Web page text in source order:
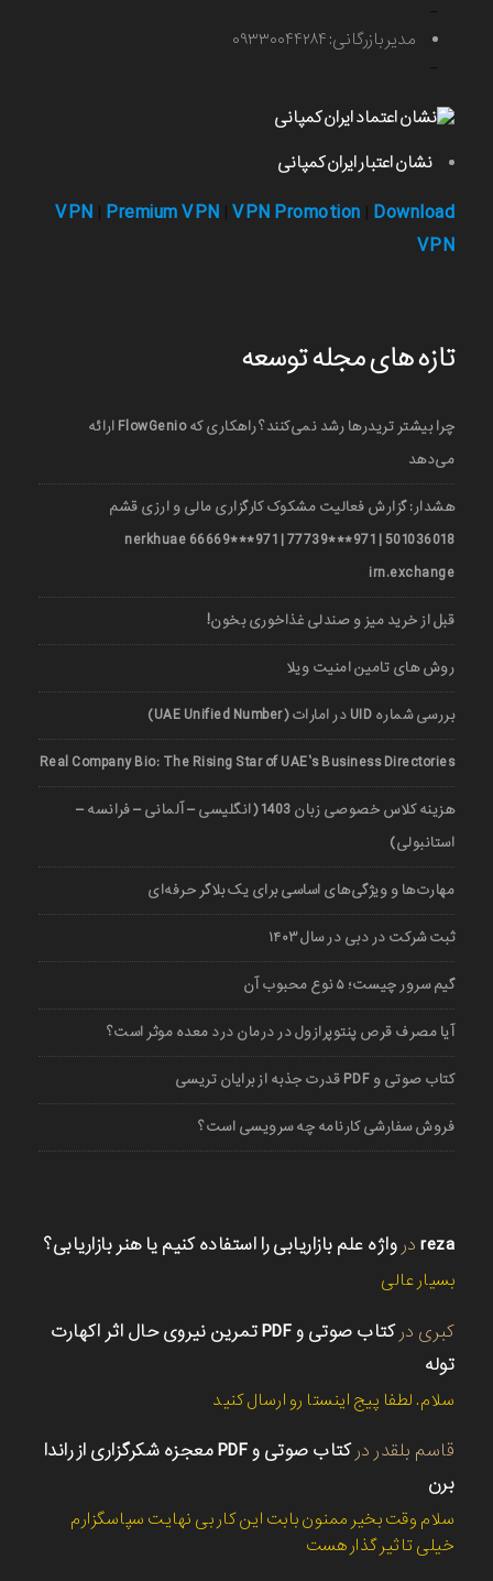
مدیر بازرگانی: ۰۹۳۳۰۰۴۴۲۸۴
نشان اعتبار ایران کمپانی
VPN Premium VPN VPN Promotion Download
VPN
تازه های مجله توسعه
چرا بیشتر تریدرها رشد نمی‌کنند؟ راهکاری که FlowGenio ارائه
می‌دهد
هشدار: گزارش فعالیت مشکوک کارگزاری مالی و ارزی قشم
501036018 | 971***77739 | 971***66669 nerkhuae
irn.exchange
قبل از خرید میز و صندلی غذاخوری بخون!
روش های تامین امنیت ویلا
بررسی شماره UID در امارات (UAE Unified Number)
Real Company Bio: The Rising Star of UAE’s Business Directories
هزینه کلاس خصوصی زبان 1403 (انگلیسی – آلمانی – فرانسه –
استانبولی)
مهارت‌ها و ویژگی‌های اساسی برای یک بلاگر حرفه‌ای
ثبت شرکت در دبی در سال ۱۴۰۳
گیم سرور چیست؛ ۵ نوع محبوب آن
آیا مصرف قرص پنتوپرازول در درمان درد معده موثر است؟
کتاب صوتی و PDF قدرت جذبه از برایان تریسی
فروش سفارشی کارنامه چه سرویسی است؟
reza در واژه علم بازاریابی را استفاده کنیم یا هنر بازاریابی؟
بسیار عالی
کبری در
کتاب صوتی و PDF تمرین نیروی حال اثر اکهارت
توله
سلام. لطفا پیج اینستا رو ارسال کنید
قاسم بلقدر در
کتاب صوتی و PDF معجزه شکرگزاری از راندا
برن
سلام وقت بخیر ممنون بابت این کار بی نهایت سپاسگزارم
خیلی تاثیر گذار هست